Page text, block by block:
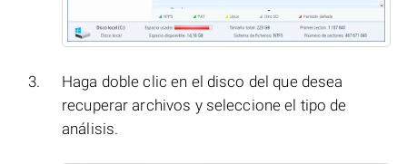
Haga doble clic en el disco del que desea
recuperar archivos y seleccione el tipo de
análisis.